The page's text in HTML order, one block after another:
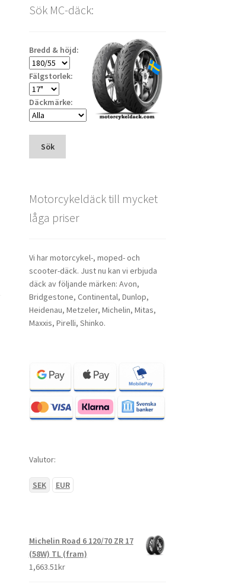
Sök MC-däck:
Bredd & höjd:
Fälgstorlek:
Däckmärke:
Sök
Motorcykeldäck till mycket
låga priser
Vi har motorcykel-, moped- och
scooter-däck. Just nu kan vi erbjuda
däck av följande märken: Avon,
Bridgestone, Continental, Dunlop,
Heidenau, Metzeler, Michelin, Mitas,
Maxxis, Pirelli, Shinko.
Valutor:
SEK EUR
Michelin Road 6 120/70 ZR 17
(58W) TL (fram)
1,663.51kr